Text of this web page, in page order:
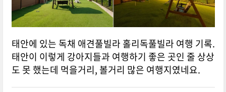
태안에 있는 독채 애견풀빌라 홀리독풀빌라 여행 기록.
태안이 이렇게 강아지들과 여행하기 좋은 곳인 줄 상상
도 못 했는데 먹을거리, 볼거리 많은 여행지였네요.